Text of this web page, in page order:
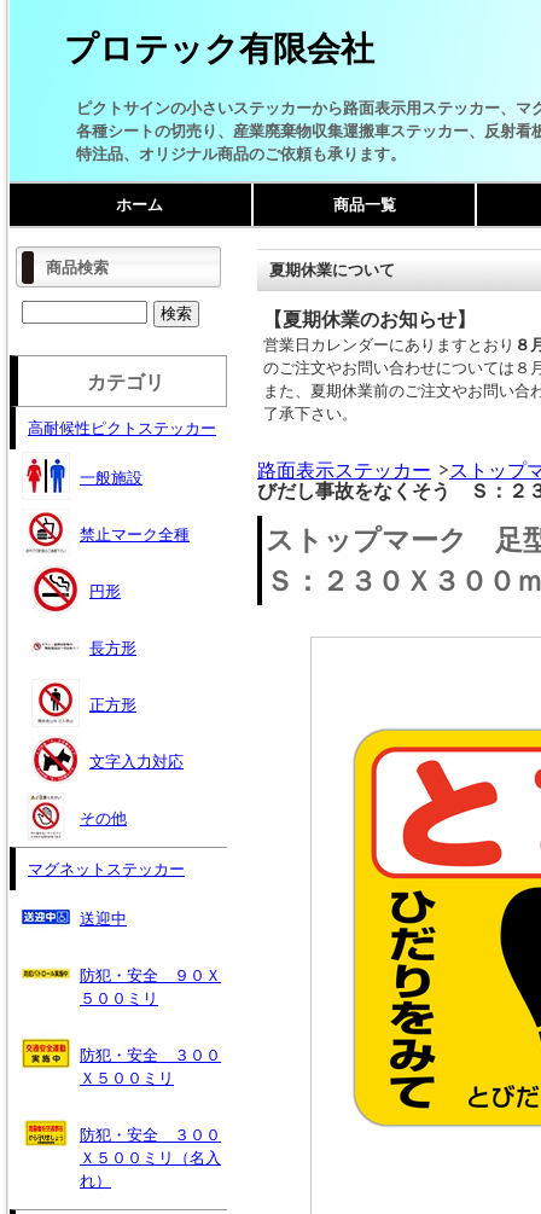
プロテック有限会社
ピクトサインの小さいステッカーから路面表示用ステッカー、マ
各種シートの切売り、産業廃棄物収集運搬車ステッカー、反射看
特注品、オリジナル商品のご依頼も承ります。
ホーム 商品一覧
夏期休業について
【夏期休業のお知らせ】
営業日カレンダーにありますとおり ８
のご注文やお問い合わせについては８
また、夏期休業前のご注文やお問い合
了承下さい。
路面表示ステッカー
ストップ
びだし事故をなくそう Ｓ：２
ストップマーク 足
Ｓ：２３０Ｘ３００
商品検索
カテゴリ
高耐候性ピクトステッカー
一般施設
禁止マーク全種
円形
長方形
正方形
文字入力対応
その他
マグネットステッカー
送迎中
防犯・安全 ９０Ｘ
５００ミリ
防犯・安全 ３００
Ｘ５００ミリ
防犯・安全 ３００
Ｘ５００ミリ（名入
れ）